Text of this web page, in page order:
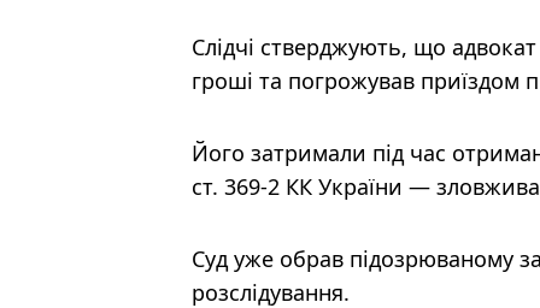
Слідчі стверджують, що
гроші та погрожував приїздом
Його затримали під час
ст. 369-2 КК України —
Суд уже обрав підозрюваному
розслідування.